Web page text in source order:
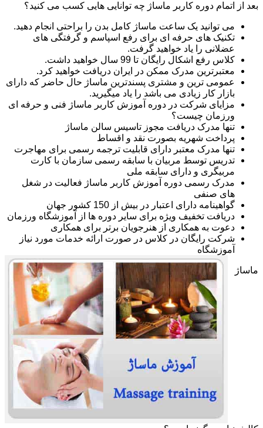
بعد از اتمام دوره کاربر ماساژ چه توانایی هایی کسب می کنید؟
می توانید یک ساعت ماساژ کامل بدن را براحتی انجام دهید.
تکنیک های حرفه ای برای رفع اسپاسم و گرفتگی های
عضلانی را یاد خواهید گرفت.
کلاس رفع اشکال رایگان تا 99 سال خواهید داشت.
معتبرترین مدرک ممکن در ایران دریافت خواهید کرد.
عمومی ترین و مشتری پسندترین ماساژ حال حاضر که دارای
بازار کار زیادی می باشد را یاد میگیرید.
مزایای شرکت در دوره آموزش کاربر ماساژ فنی و حرفه ای
ورزمان چیست؟
تنها مدرک دریافت مجوز تاسیس سالن ماساژ
پرداخت شهریه بصورت نقد و اقساط
تنها مدرک معتبر دارای قابلیت ترجمه رسمی برای مهاجرت
تدریس توسط مربیان با سابقه رسمی سازمان با کارت
مربیگری و دارای سابقه ملی
مدرک رسمی دوره آموزش کاربر ماساژ فعالیت در شغل
های صنفی
گواهینامه دارای اعتبار در بیش از 150 کشور جهان
دریافت تخفیف ویژه برای سایر دوره ها از آموزشگاه ورزمان
دعوت به همکاری از هنرجویان برتر برای همکاری
شرکت رایگان در کلاس در صورت ارائه خدمات مورد نیاز
آموزشگاه
ماساژ